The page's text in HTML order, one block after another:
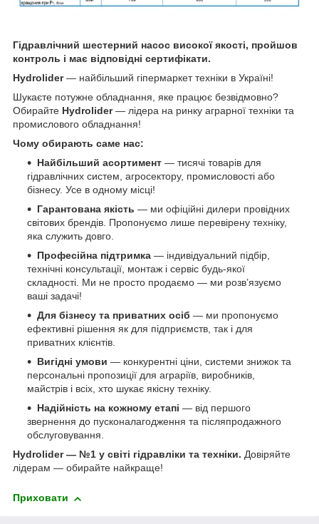
Гідравлічний шестерний насос високої якості, пройшов
контроль і має відповідні сертифікати.
Hydrolider— найбільший гіпермаркет техніки в Україні!
Шукаєте потужне обладнання, яке працює безвідмовно?
Обирайте Hydrolider— лідера на ринку аграрної техніки та
промислового обладнання!
Чому обирають саме нас:
Найбільший асортимент — тисячі товарів для
гідравлічних систем, агросектору, промисловості або
бізнесу. Усе в одному місці!
Гарантована якість — ми офіційні дилери провідних
світових брендів. Пропонуємо лише перевірену техніку,
яка служить довго.
Професійна підтримка — індивідуальний підбір,
технічні консультації, монтаж і сервіс будь-якої
складності. Ми не просто продаємо — ми розв’язуємо
ваші задачі!
Для бізнесу та приватних осіб — ми пропонуємо
ефективні рішення як для підприємств, так і для
приватних клієнтів.
Вигідні умови — конкурентні ціни, системи знижок та
персональні пропозиції для аграріїв, виробників,
майстрів і всіх, хто шукає якісну техніку.
Надійність на кожному етапі — від першого
звернення до пусконалагодження та післяпродажного
обслуговування.
Hydrolider — №1 у світі гідравліки та техніки. Довіряйте
лідерам — обирайте найкраще!
Приховати